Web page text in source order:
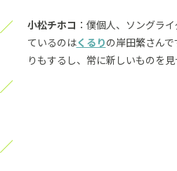
小松チホコ ：僕個人、ソングラ
ているのはくるりの岸田繁さん
りもするし、常に新しいものを見